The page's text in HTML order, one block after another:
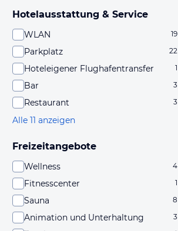
Hotelausstattung & Service
WLAN 19
Parkplatz 22
Hoteleigener Flughafentransfer 1
Bar 3
Restaurant 3
Alle 11 anzeigen
Freizeitangebote
Wellness 4
Fitnesscenter 1
Sauna 8
Animation und Unterhaltung 3